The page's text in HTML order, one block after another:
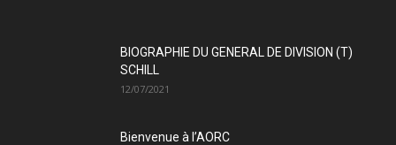
BIOGRAPHIE DU GENERAL DE DIVISION (T)
SCHILL
12/07/2021
Bienvenue à l’AORC